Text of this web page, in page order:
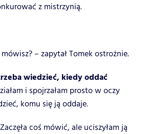
z mistrzynią.
– zapytał Tomek ostrożnie.
wiedzieć, kiedy oddać
i spojrzałam prosto w oczy
komu się ją oddaje.
coś mówić, ale uciszyłam ją